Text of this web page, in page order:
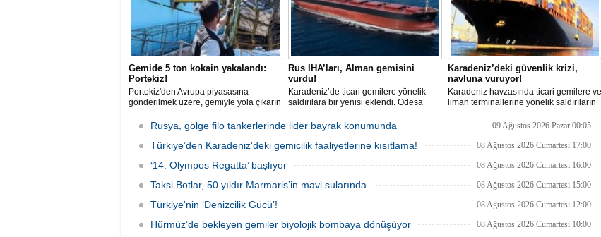
Gemide 5 ton kokain yakalandı:
Portekiz!
Portekiz'den Avrupa piyasasına
gönderilmek üzere, gemiyle yola çıkarın
hava ve deniz kuvvetlerinin
operasyonuyla durduruldu. Operasyon
kapsamında, gemideki iki yabancı
gözaltına alındı.
Rus İHA’ları, Alman gemisini
vurdu!
Karadeniz’de ticari gemilere yönelik
saldırılara bir yenisi eklendi. Odesa
aldığı Alman işletmesindeki Emil
gemisinde yangın çıktı; teknik sistemler
durunca mürettebat tahliye edildi.
Karadeniz’deki güvenlik krizi,
navluna vuruyor!
Karadeniz havzasında ticari gemilere ve
liman terminallerine yönelik saldırıların
sekteye uğrattı. Risk artışıyla birlikte
bin doları aşarken, savaş sigortası
fiyatlarında yüzde 50’yi geçen
Rusya, gölge filo tankerlerinde lider bayrak konumunda 09 Ağustos 2026 Pazar 00:05
Türkiye’den Karadeniz'deki gemicilik faaliyetlerine kısıtlama! 08 Ağustos 2026 Cumartesi 17:00
‘14. Olympos Regatta’ başlıyor 08 Ağustos 2026 Cumartesi 16:00
Taksi Botlar, 50 yıldır Marmaris’in mavi sularında 08 Ağustos 2026 Cumartesi 15:00
Türkiye'nin ‘Denizcilik Gücü’! 08 Ağustos 2026 Cumartesi 12:00
Hürmüz’de bekleyen gemiler biyolojik bombaya dönüşüyor 08 Ağustos 2026 Cumartesi 10:00